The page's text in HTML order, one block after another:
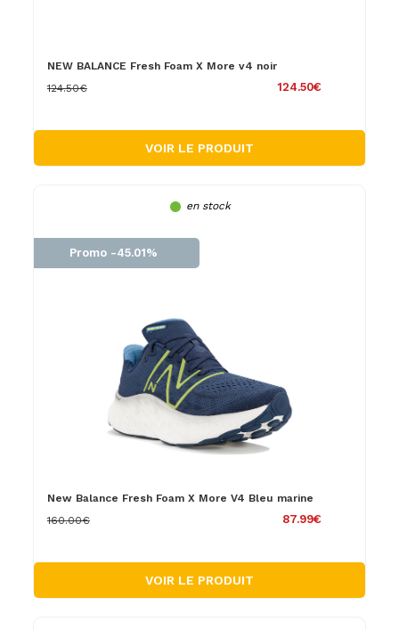
NEW BALANCE Fresh Foam X More v4 noir
124.50€
124.50€
VOIR LE PRODUIT
en stock
Promo -45.01%
New Balance Fresh Foam X More V4 Bleu marine
87.99€
160.00€
VOIR LE PRODUIT